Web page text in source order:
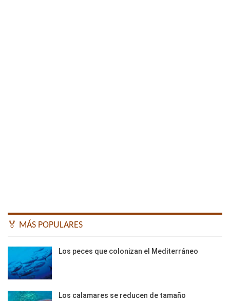
🏅 MÁS POPULARES
Los peces que colonizan el Mediterráneo
Los calamares se reducen de tamaño